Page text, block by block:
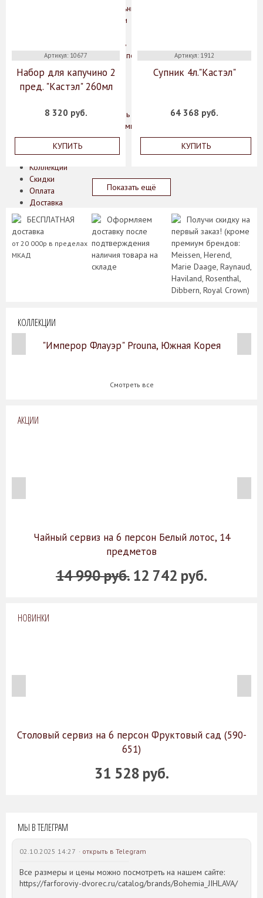
Потолочные светильники
Кухонные принадлежности
Нержавеющая сталь
Блюда для запекания
Ножи
Сковороды
Эмалированная сталь
Аксессуары для ванной комнаты
Производители
Коллекции
Скидки
Оплата
Доставка
Гарантии
Контакты
Артикул: 10677
Набор для капучино 2
пред. "Кастэл" 260мл
8 320 руб.
КУПИТЬ
Артикул: 1912
Супник 4л."Кастэл"
64 368 руб.
КУПИТЬ
Показать ещё
БЕСПЛАТНАЯ
доставка
от 20 000р в пределах
МКАД
Оформляем
доставку после
подтверждения
наличия товара на
складе
Получи скидку на
первый заказ! (кроме
премиум брендов:
Meissen, Herend,
Marie Daage, Raynaud,
Haviland, Rosenthal,
Dibbern, Royal Crown)
КОЛЛЕКЦИИ
"Имперор Флауэр" Prouna, Южная Корея
Смотреть все
АКЦИИ
Чайный сервиз на 6 персон Белый лотос, 14
предметов
14 990 руб. 12 742 руб.
НОВИНКИ
Столовый сервиз на 6 персон Фруктовый сад (590-
651)
31 528 руб.
МЫ В ТЕЛЕГРАМ
02.10.2025 14:27 · открыть в Telegram
Все размеры и цены можно посмотреть на нашем сайте:
https://farforoviy-dvorec.ru/catalog/brands/Bohemia_JIHLAVA/